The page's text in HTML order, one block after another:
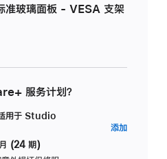
玻璃面板 - VESA 支架
服务计划？
用于 Studio
(24 期)
添加